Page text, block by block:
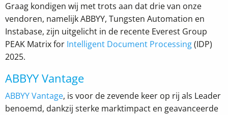
Graag kondigen wij met trots aan dat drie van onze
vendoren, namelijk ABBYY, Tungsten Automation en
Instabase, zijn uitgelicht in de recente Everest Group
PEAK Matrix for Intelligent Document Processing(IDP)
2025.
ABBYY Vantage
ABBYY Vantage, is voor de zevende keer op rij als Leader
benoemd, dankzij sterke marktimpact en geavanceerde